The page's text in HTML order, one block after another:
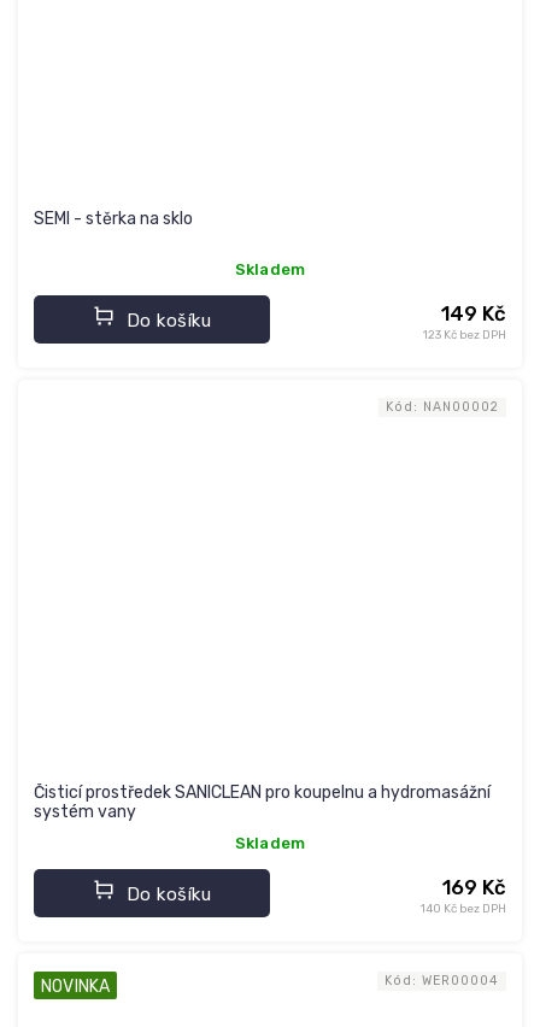
SEMI - stěrka na sklo
Skladem
123 Kč bez DPH
149 Kč
Do košíku
Čisticí prostředek SANICLEAN pro koupelnu a hydromasážní
systém vany
Skladem
140 Kč bez DPH
169 Kč
Do košíku
Kód: NAN00002
NOVINKA Kód: WER00004